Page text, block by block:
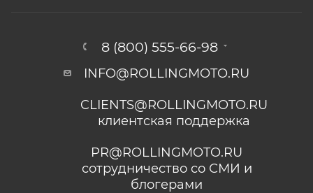
8 (800) 555-66-98
INFO@ROLLINGMOTO.RU
CLIENTS@ROLLINGMOTO.RU
клиентская поддержка
PR@ROLLINGMOTO.RU
сотрудничество со СМИ и
блогерами